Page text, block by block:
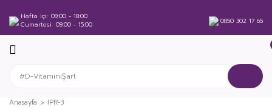
Hafta içi 09:00 - 18:00
Cumartesi 09:00 - 15:00 0850 302 17 65
Anasayfa IPR-3